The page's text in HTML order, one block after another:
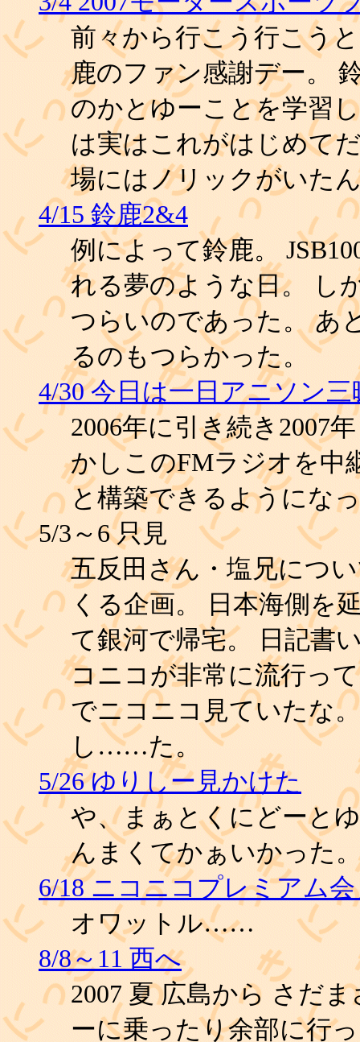
前々から行こう行こう
鹿のファン感謝デー。
のかとゆーことを学習
は実はこれがはじめて
場にはノリックがいた
4/15 鈴鹿2&4
例によって鈴鹿。
れる夢のような日。 し
つらいのであった。 あ
るのもつらかった。
4/30 今日は一日アニソン三
2006年に引き続き2007
かしこのFMラジオを中
と構築できるようにな
5/3～6 只見
五反田さん・塩兄につ
くる企画。 日本海側を
て銀河で帰宅。 日記書
コニコが非常に流行っ
でニコニコ見ていたな
し……た。
5/26 ゆりしー見かけた
や、まぁとくにどーと
んまくてかぁいかった
6/18 ニコニコプレミアム
オワットル……
8/8～11 西へ
2007 夏 広島から さだ
ーに乗ったり余部に行